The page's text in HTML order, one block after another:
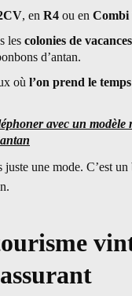
, en R4 ou en
les colonies de
d’antan.
où l’on prend le temps
avec un
juste une mode. C’est